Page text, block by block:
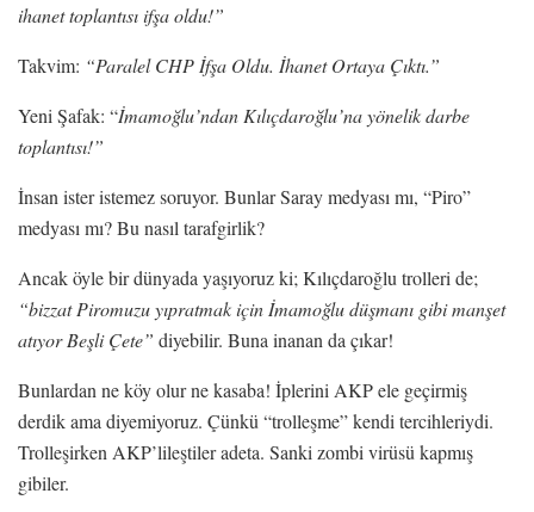
ihanet toplantısı ifşa oldu!”
Takvim: “Paralel CHP İfşa Oldu. İhanet Ortaya Çıktı.”
Yeni Şafak: “İmamoğlu’ndan Kılıçdaroğlu’na yönelik darbe
toplantısı!”
İnsan ister istemez soruyor. Bunlar Saray medyası mı, “Piro”
medyası mı? Bu nasıl tarafgirlik?
Ancak öyle bir dünyada yaşıyoruz ki; Kılıçdaroğlu trolleri de;
“bizzat Piromuzu yıpratmak için İmamoğlu düşmanı gibi manşet
atıyor Beşli Çete” diyebilir. Buna inanan da çıkar!
Bunlardan ne köy olur ne kasaba! İplerini AKP ele geçirmiş
derdik ama diyemiyoruz. Çünkü “trolleşme” kendi tercihleriydi.
Trolleşirken AKP’lileştiler adeta. Sanki zombi virüsü kapmış
gibiler.